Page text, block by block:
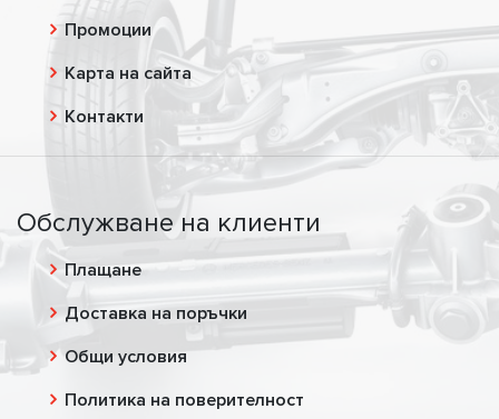
Промоции
Карта на сайта
Контакти
Обслужване на клиенти
Плащане
Доставка на поръчки
Общи условия
Политика на поверителност